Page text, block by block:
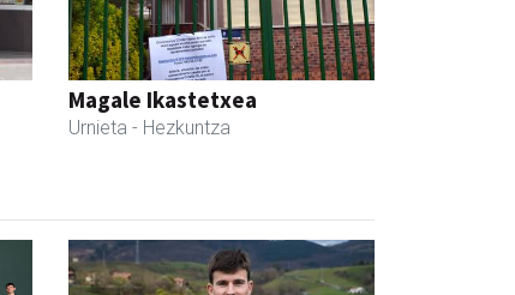
Magale Ikastetxea
Urnieta - Hezkuntza